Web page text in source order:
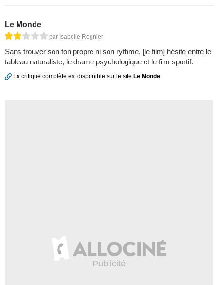
Le Monde
par Isabelle Regnier
Sans trouver son ton propre ni son rythme, [le film] hésite entre le
tableau naturaliste, le drame psychologique et le film sportif.
La critique complète est disponible sur le site Le Monde